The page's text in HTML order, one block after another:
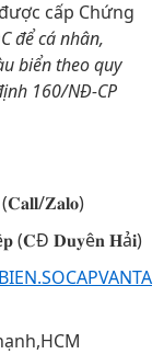
cấp Chứng
để cá nhân,
biển theo quy
160/NĐ-CP
𝐙𝐚𝐥𝐨)
(𝐂Đ 𝐃𝐮𝐲ê𝐧 𝐇ả𝐢)